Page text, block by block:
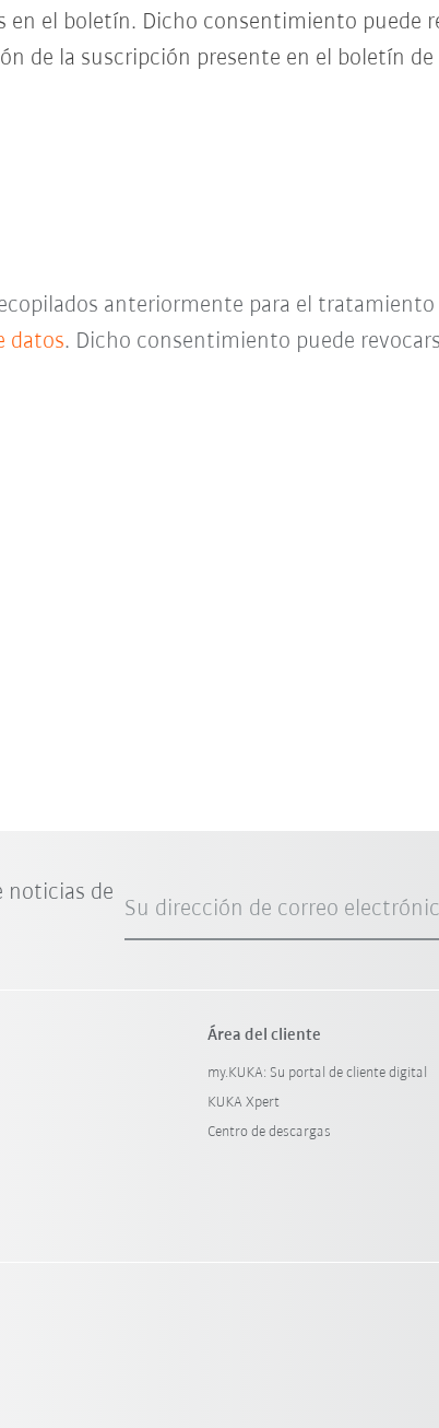
en el boletín. Dicho consentimiento puede
de la suscripción presente en el boletín
anteriormente para el
datos. Dicho consentimiento puede
noticias de
Su dirección de correo
Área del cliente
my.KUKA: Su portal de cliente digital
KUKA Xpert
Centro de descargas